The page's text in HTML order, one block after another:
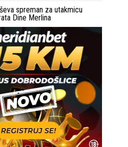
spreman za utakmicu
Dine Merlina